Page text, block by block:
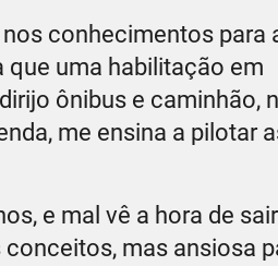
conhecimentos para
que uma habilitação em
ônibus e caminhão,
me ensina a pilotar
e mal vê a hora de
mas ansiosa